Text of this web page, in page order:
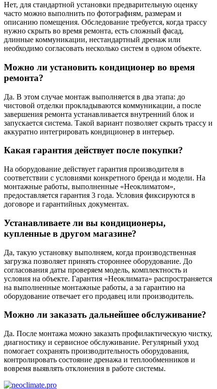
Нет, для стандартной установки предварительную оценку
часто можно выполнить по фотографиям, размерам и
описанию помещения. Обследование требуется, когда трассу
нужно скрыть во время ремонта, есть сложный фасад,
длинные коммуникации, нестандартный дренаж или
необходимо согласовать несколько систем в одном объекте.
Можно ли установить кондиционер во время
ремонта?
Да. В этом случае монтаж выполняется в два этапа: до
чистовой отделки прокладываются коммуникации, а после
завершения ремонта устанавливается внутренний блок и
запускается система. Такой вариант позволяет скрыть трассу и
аккуратно интегрировать кондиционер в интерьер.
Какая гарантия действует после покупки?
На оборудование действует гарантия производителя в
соответствии с условиями конкретного бренда и модели. На
монтажные работы, выполненные «Неоклиматом»,
предоставляется гарантия 3 года. Условия фиксируются в
договоре и гарантийных документах.
Устанавливаете ли вы кондиционеры,
купленные в другом магазине?
Да, такую установку выполняем, когда производственная
загрузка позволяет принять стороннее оборудование. До
согласования даты проверяем модель, комплектность и
условия на объекте. Гарантия «Неоклимата» распространяется
на выполненные монтажные работы, а за гарантию на
оборудование отвечает его продавец или производитель.
Можно ли заказать дальнейшее обслуживание?
Да. После монтажа можно заказать профилактическую чистку,
диагностику и сервисное обслуживание. Регулярный уход
помогает сохранять производительность оборудования,
контролировать состояние дренажа и теплообменников и
вовремя выявлять отклонения в работе системы.